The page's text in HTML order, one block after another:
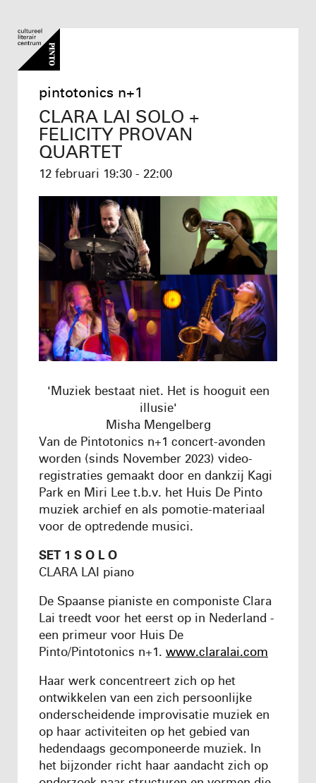
pintotonics n+1
CLARA LAI SOLO +
FELICITY PROVAN
QUARTET
12 februari 19:30 - 22:00
'Muziek bestaat niet. Het is hooguit een
illusie'
Misha Mengelberg
Van de Pintotonics n+1 concert-avonden
worden (sinds November 2023) video-
registraties gemaakt door en dankzij Kagi
Park en Miri Lee t.b.v. het Huis De Pinto
muziek archief en als pomotie-materiaal
voor de optredende musici.
SET 1 S O L O
CLARA LAI piano
De Spaanse pianiste en componiste Clara
Lai treedt voor het eerst op in Nederland -
een primeur voor Huis De
Pinto/Pintotonics n+1. www.claralai.com
Haar werk concentreert zich op het
ontwikkelen van een zich persoonlijke
onderscheidende improvisatie muziek en
op haar activiteiten op het gebied van
hedendaags gecomponeerde muziek. In
het bijzonder richt haar aandacht zich op